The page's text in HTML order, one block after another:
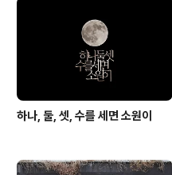
하나, 둘, 셋, 수를 세면 소원이